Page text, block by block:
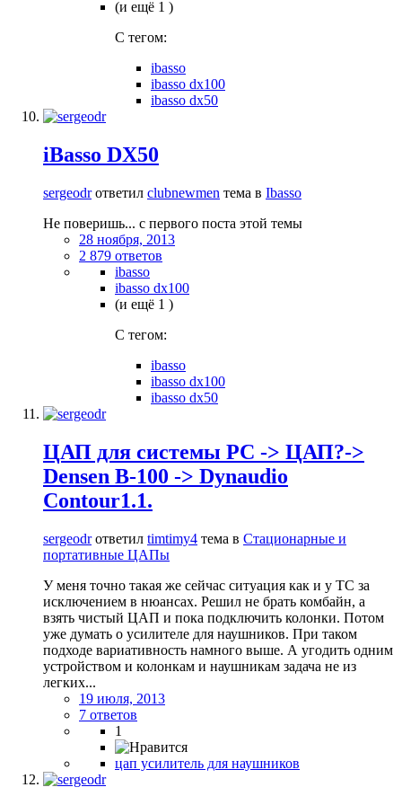
(и ещё 1 )
C тегом:
ibasso
ibasso dx100
ibasso dx50
iBasso DX50
sergeodrответил clubnewmen тема в Ibasso
Не поверишь... с первого поста этой темы
28 ноября, 2013
2 879 ответов
ibasso
ibasso dx100
(и ещё 1 )
C тегом:
ibasso
ibasso dx100
ibasso dx50
ЦАП для системы PC -> ЦАП?->
Densen B-100 -> Dynaudio
Contour1.1.
sergeodrответил timtimy4 тема в Стационарные и
портативные ЦАПы
У меня точно такая же сейчас ситуация как и у ТС за
исключением в нюансах. Решил не брать комбайн, а
взять чистый ЦАП и пока подключить колонки. Потом
уже думать о усилителе для наушников. При таком
подходе вариативность намного выше. А угодить одним
устройством и колонкам и наушникам задача не из
легких...
19 июля, 2013
7 ответов
1
цап усилитель для наушников